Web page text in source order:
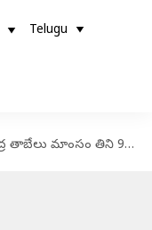
Telugu
మాంసం తిని 9మంది మృతి.. 78 మంది ఆసుపత్రి పాలు